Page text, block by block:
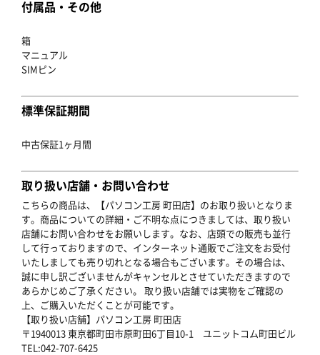
付属品・その他
箱
マニュアル
SIMピン
標準保証期間
中古保証1ヶ月間
取り扱い店舗・お問い合わせ
こちらの商品は、【パソコン工房 町田店】のお取り扱いとなりま
す。商品についての詳細・ご不明な点につきましては、取り扱い
店舗にお問い合わせをお願いします。なお、店頭での販売も並行
して行っておりますので、インターネット通販でご注文をお受付
いたしましても売り切れとなる場合もございます。その場合は、
誠に申し訳ございませんがキャンセルとさせていただきますので
あらかじめご了承ください。 取り扱い店舗では実物をご確認の
上、ご購入いただくことが可能です。
【取り扱い店舗】パソコン工房 町田店
〒1940013 東京都町田市原町田6丁目10-1 ユニットコム町田ビル
TEL:042-707-6425